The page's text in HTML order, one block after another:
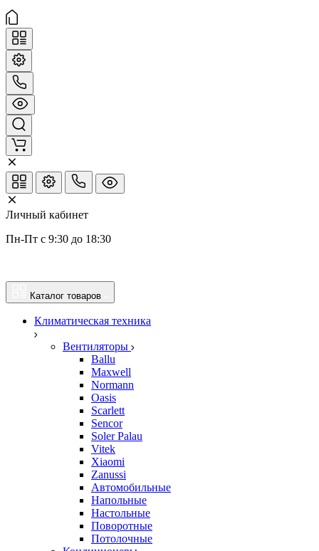
Личный кабинет
Пн-Пт с 9:30 до 18:30
Каталог товаров
Климатическая техника
Вентиляторы
Ballu
Maxwell
Normann
Oasis
Scarlett
Sencor
Soler Palau
Vitek
Xiaomi
Zanussi
Автомобильные
Напольные
Настольные
Поворотные
Потолочные